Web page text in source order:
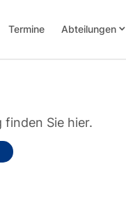
Termine Abteilungen keyboard_arrow_down
finden Sie hier.